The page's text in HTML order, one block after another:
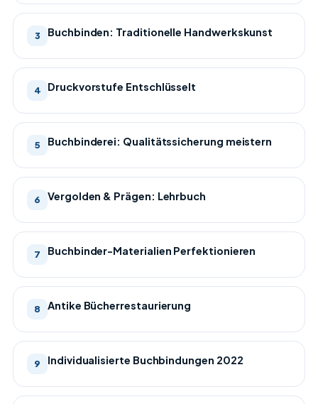
3 Buchbinden: Traditionelle Handwerkskunst
4 Druckvorstufe Entschlüsselt
5 Buchbinderei: Qualitätssicherung meistern
6 Vergolden & Prägen: Lehrbuch
7 Buchbinder-Materialien Perfektionieren
8 Antike Bücherrestaurierung
9 Individualisierte Buchbindungen 2022